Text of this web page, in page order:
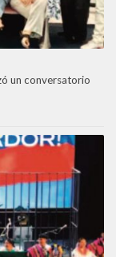
un conversatorio